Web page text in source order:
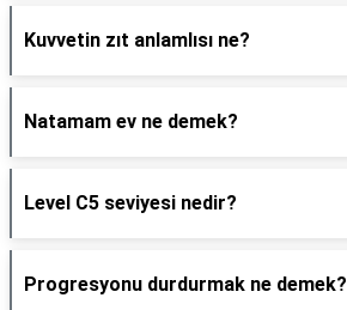
Kuvvetin zıt anlamlısı ne?
Natamam ev ne demek?
Level C5 seviyesi nedir?
Progresyonu durdurmak ne demek?